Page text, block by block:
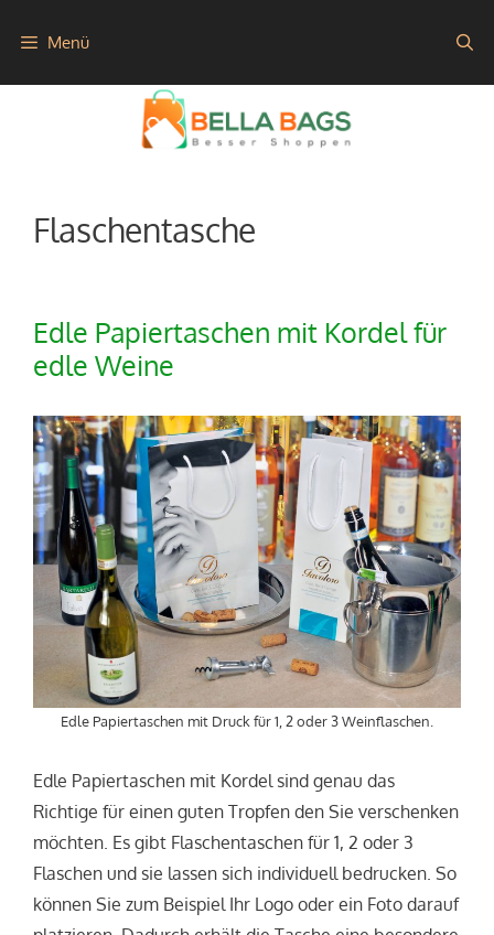
Inhalt Menü
Flaschentasche
Edle Papiertaschen mit Kordel für
edle Weine
Edle Papiertaschen mit Druck für 1, 2 oder 3 Weinflaschen.
Edle Papiertaschen mit Kordel sind genau das
Richtige für einen guten Tropfen den Sie verschenken
möchten. Es gibt Flaschentaschen für 1, 2 oder 3
Flaschen und sie lassen sich individuell bedrucken. So
können Sie zum Beispiel Ihr Logo oder ein Foto darauf